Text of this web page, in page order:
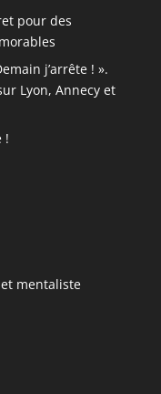
pour des
j’arrête ! ».
Lyon, Annecy et
!
mentaliste